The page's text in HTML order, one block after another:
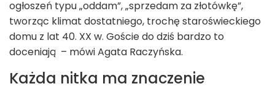
ogłoszeń typu „oddam”, „sprzedam za złotówkę”,
tworząc klimat dostatniego, trochę staroświeckiego
domu z lat 40. XX w. Goście do dziś bardzo to
doceniają – mówi Agata Raczyńska.
Każda nitka ma znaczenie